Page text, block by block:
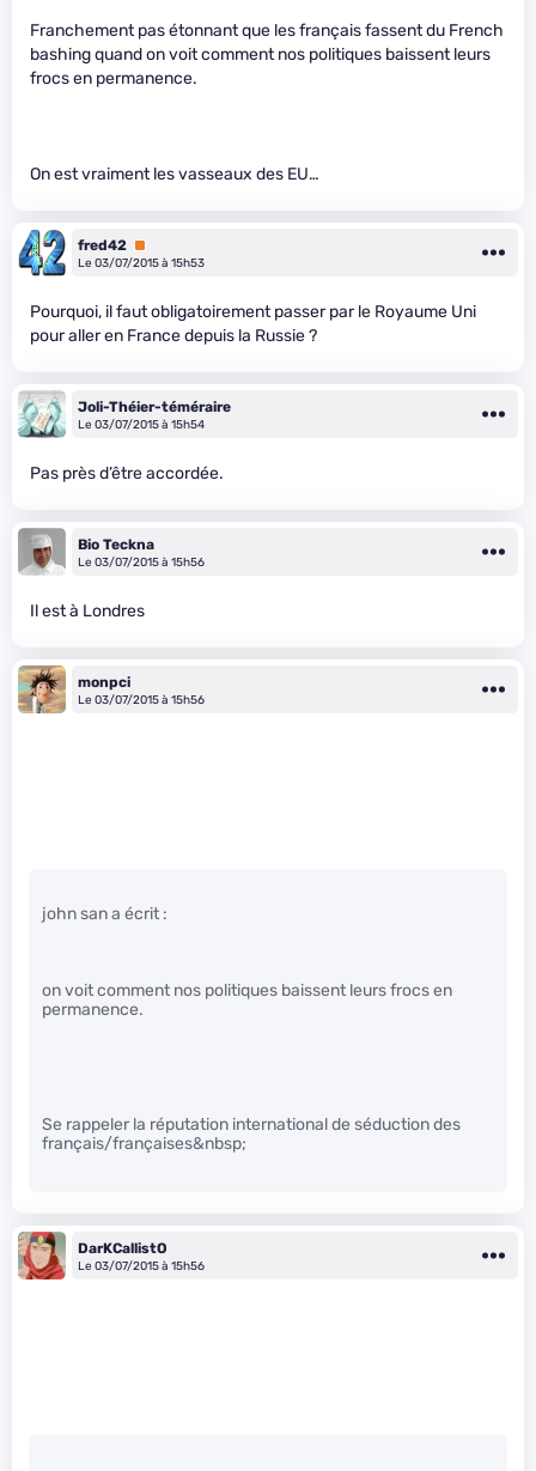
Franchement pas étonnant que les français fassent du French
bashing quand on voit comment nos politiques baissent leurs
frocs en permanence.
On est vraiment les vasseaux des EU…
fred42 Premium
Le 03/07/2015 à 15h53
Pourquoi, il faut obligatoirement passer par le Royaume Uni
pour aller en France depuis la Russie ?
Joli-Théier-téméraire
Le 03/07/2015 à 15h54
Pas près d’être accordée.
Bio Teckna
Le 03/07/2015 à 15h56
Il est à Londres
monpci
Le 03/07/2015 à 15h56
john san a écrit :
on voit comment nos politiques baissent leurs frocs en
permanence.
Se rappeler la réputation international de séduction des
français/françaises&nbsp;
DarKCallistO
Le 03/07/2015 à 15h56